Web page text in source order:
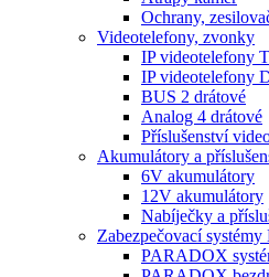
Ochrany,
Videotelefony, zvonky
IP videotelefony
IP videotelefony
BUS 2 drátové
Analog 4 drátové
Příslušenství
Akumulátory a
6V akumulátory
12V akumulátory
Nabíječky a
Zabezpečovací systémy
PARADOX